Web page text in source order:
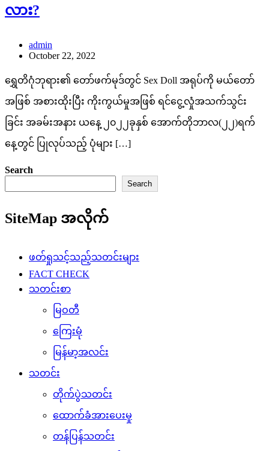
လား?
admin
October 22, 2022
ရွှေတိဂုံဘုရား၏ တော်ဖက်မုဒ်တွင် Sex Doll အရုပ်ကို မယ်တော်
အဖြစ် အစားထိုးပြီး ကိုးကွယ်မှုအဖြစ် ရင်ငွေ့လှုံအသက်သွင်း
ခြင်း အခမ်းအနား ယနေ့ ၂၀၂၂ခုနှစ် အောက်တိုဘာလ(၂၂)ရက်
နေ့တွင် ပြုလုပ်သည့် ပုံများ […]
Search
Search
SiteMap အလိုက်
ဖတ်ရှုသင့်သည့်သတင်းများ
FACT CHECK
သတင်းစာ
မြဝတီ
ကြေးမုံ
မြန်မာ့အလင်း
သတင်း
တိုက်ပွဲသတင်း
ထောက်ခံအားပေးမှု
တန်ပြန်သတင်း